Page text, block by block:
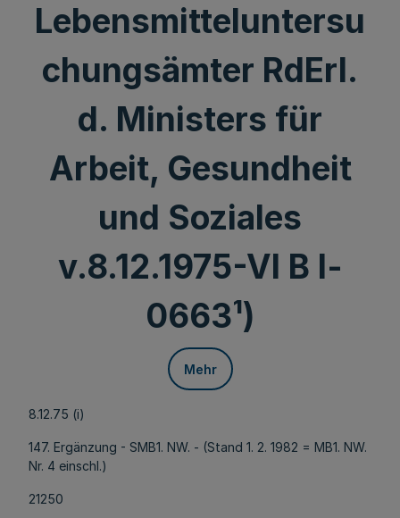
Lebensmitteluntersu
chungsämter RdErl.
d. Ministers für
Arbeit, Gesundheit
und Soziales
v.8.12.1975-VI B l-
0663¹)
Mehr
8.12.75 (i)
147. Ergänzung - SMB1. NW. - (Stand 1. 2. 1982 = MB1. NW.
Nr. 4 einschl.)
21250